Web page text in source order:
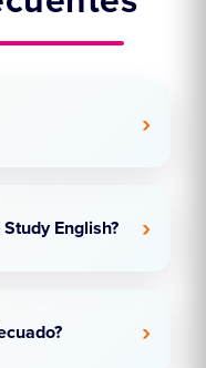
English?